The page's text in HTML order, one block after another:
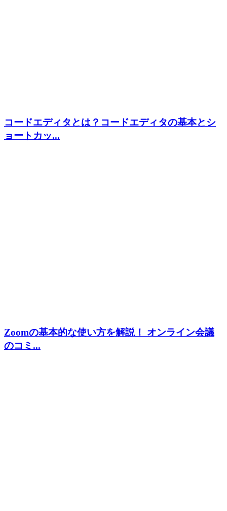
コードエディタとは？コードエディタの基本とシ
ョートカッ...
Zoomの基本的な使い方を解説！ オンライン会議
のコミ...